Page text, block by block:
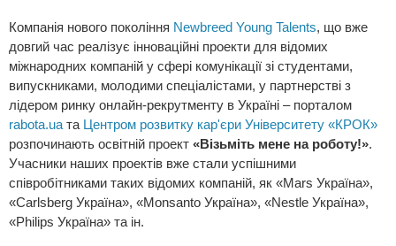
Компанія нового покоління Newbreed Young Talents, що вже
довгий час реалізує інноваційні проекти для відомих
міжнародних компаній у сфері комунікації зі студентами,
випускниками, молодими спеціалістами, у партнерстві з
лідером ринку онлайн-рекрутменту в Україні – порталом
rabota.ua та Центром розвитку кар'єри Університету «КРОК»
розпочинають освітній проект «Візьміть мене на роботу!».
Учасники наших проектів вже стали успішними
співробітниками таких відомих компаній, як «Mars Україна»,
«Carlsberg Україна», «Monsanto Україна», «Nestle Україна»,
«Philips Україна» та ін.